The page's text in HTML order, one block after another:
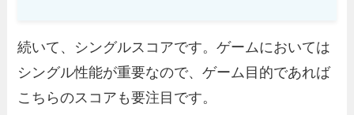
続いて、シングルスコアです。ゲームにおいては
シングル性能が重要なので、ゲーム目的であれば
こちらのスコアも要注目です。